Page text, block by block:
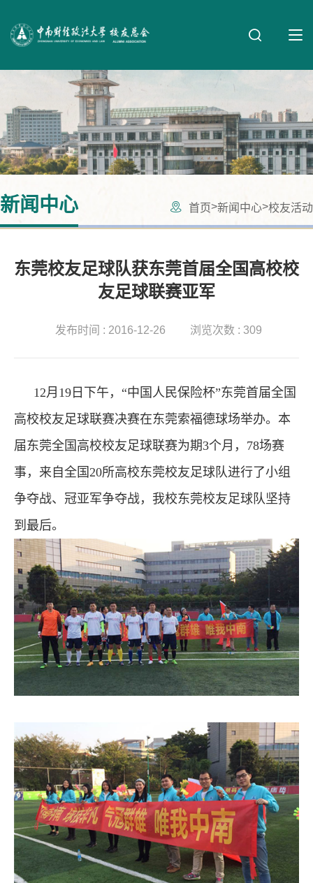
新闻中心 首页>新闻中心>校友活动
东莞校友足球队获东莞首届全国高校校
友足球联赛亚军
发布时间 : 2016-12-26 浏览次数 : 309
12月 19 日下午，“中国人民保险杯”东莞首届全国
高校校友足球联赛决赛在东莞索福德球场举办。本
届东莞全国高校校友足球联赛为期3个月， 78场赛
事，来自全国20所高校东莞校友足球队进行了小组
争夺战、冠亚军争夺战，我校东莞校友足球队坚持
到最后。